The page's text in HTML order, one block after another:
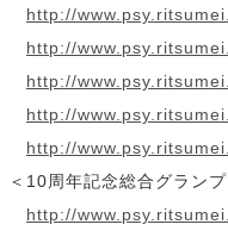
http://
http://
http://
http://
http://
＜10周年記念総合グラン
http://